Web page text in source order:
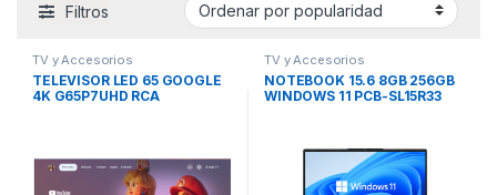
Filtros
TV y Accesorios
TELEVISOR LED 65 GOOGLE
4K G65P7UHD RCA
TV y Accesorios
NOTEBOOK 15.6 8GB 256GB
WINDOWS 11 PCB-SL15R33